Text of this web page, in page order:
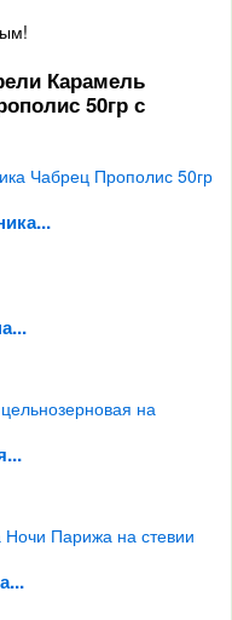
Карамель
50гр с